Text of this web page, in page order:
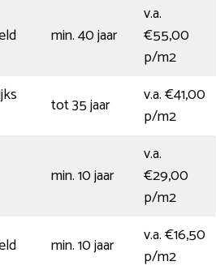
min. 40 jaar
v.a.
€55,00
p/m2
tot 35 jaar
v.a. €41,00
p/m2
min. 10 jaar
v.a.
€29,00
p/m2
min. 10 jaar
v.a. €16,50
p/m2